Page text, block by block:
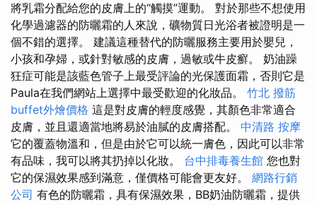
將乳霜分配給您的皮膚上的“觸摸”運動。 對於那些不想使用
化學過濾器的防曬霜的人來說，礦物質日光浴者被證明是一
個不錯的選擇。 建議這種替代的防曬服務主要用於嬰兒，
小孩和孕婦，或針對敏感的皮膚，過敏或牛皮癬。 奶油躁
狂症可能是該藍色管子上最受評論的光保護面霜，否則它是
Paula在我們網站上選擇中最受歡迎的化妝品。 竹北 撥筋
buffet外燴價格 這是對皮膚的輕度感覺，其顏色非常適合
皮膚，並且還適當地將易於油膩的皮膚搭配。 中清路 按摩
它的覆蓋物溫和，但是由於它可以統一膚色，因此可以非常
有品味，我可以將其扔掉以化妝。 台中排毒養生館 您也對
它的保濕效果感到滿意，僅價格可能會更友好。 網路行銷
公司 有色的防曬霜，具有保濕效果，BB奶油防曬霜，提供